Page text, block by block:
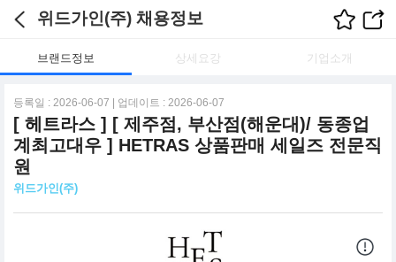
위드가인(주) 채용정보
브랜드정보 상세요강 기업소개
등록일 : 2026-06-07 | 업데이트 : 2026-06-07
[ 헤트라스 ] [ 제주점, 부산점(해운대)/ 동종업
계최고대우 ] HETRAS 상품판매 세일즈 전문직
원
위드가인(주)